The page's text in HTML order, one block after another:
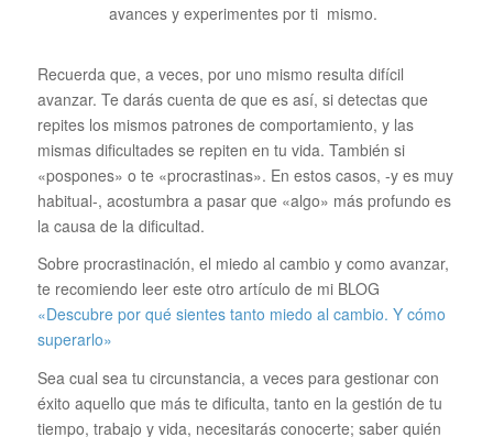
avances y experimentes por ti mismo.
Recuerda que, a veces, por uno mismo resulta difícil
avanzar. Te darás cuenta de que es así, si detectas que
repites los mismos patrones de comportamiento, y las
mismas dificultades se repiten en tu vida. También si
«pospones» o te «procrastinas». En estos casos, -y es muy
habitual-, acostumbra a pasar que «algo» más profundo es
la causa de la dificultad.
Sobre procrastinación, el miedo al cambio y como avanzar,
te recomiendo leer este otro artículo de mi BLOG
«Descubre por qué sientes tanto miedo al cambio. Y cómo
superarlo»
Sea cual sea tu circunstancia, a veces para gestionar con
éxito aquello que más te dificulta, tanto en la gestión de tu
tiempo, trabajo y vida, necesitarás conocerte; saber quién